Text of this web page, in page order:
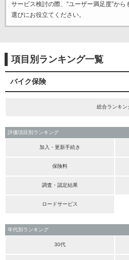
サービス検討の際、“ユーザー満足度”から
選びにお役立てください。
項目別ランキング一覧
バイク保険
総合ランキン
評価項目別ランキング
加入・更新手続き
保険料
調査・認定結果
ロードサービス
年代別ランキング
30代